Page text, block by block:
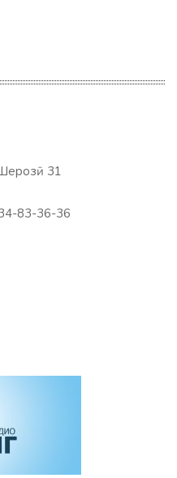
31
83-36-36